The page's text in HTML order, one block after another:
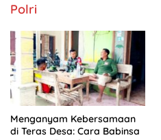
Polri
Menganyam Kebersamaan
di Teras Desa: Cara Babinsa